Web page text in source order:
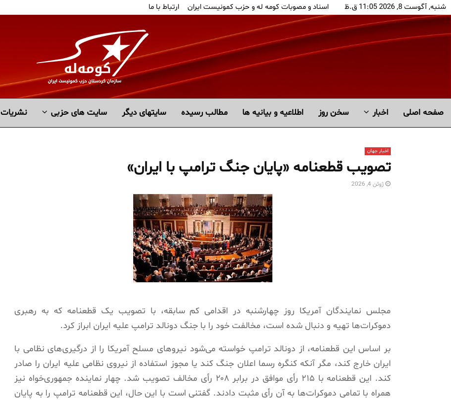
شنبه, آگوست 8, 2026 11:05 ق.ظ اسناد و مصوبات کومه له و حزب کمونیست ایران ارتباط با ما
صفحه اصلی اخبار سخن روز اطلاعیه و بیانیه ها مطالب رسیده سايتهاى ديگر سایت های حزبی نشریات
اخبار جهان
تصویب قطعنامه «پایان جنگ ترامپ با ایران»
ژوئن 4, 2026
مجلس نمايندگان آمريکا روز چهارشنبه در اقدامی کم سابقه، با تصويب يک قطعنامه که به رهبری
دموکرات‌ها تهیه و دنبال شده است، مخالفت خود را با جنگ دونالد ترامپ عليه ايران ابراز کرد.
بر اساس اين قطعنامه، از دونالد ترامپ خواسته می‌شود نيروهای مسلح آمريکا را از درگيری‌های نظامی با
ايران خارج کند، مگر آنکه کنگره رسما اعلان جنگ کند يا مجوز استفاده از نيروی نظامی عليه ايران را صادر
کند. اين قطعنامه با ۲۱۵ رأی موافق در برابر ۲۰۸ رأی مخالف تصويب شد. چهار نماينده جمهوری‌خواه نيز
همراه با تمامی دموکرات‌ها به آن رأی مثبت دادند. گفتنی است با اين حال، اين قطعنامه ترامپ را به پايان